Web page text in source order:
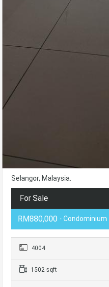
Selangor, Malaysia.
For Sale
RM880,000 - Condominium
4004
1502 sqft